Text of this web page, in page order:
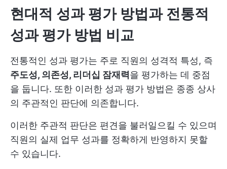
현대적 성과 평가 방법과 전통적
성과 평가 방법 비교
전통적인 성과 평가는 주로 직원의 성격적 특성, 즉
주도성, 의존성, 리더십 잠재력 을 평가하는 데 중점
을 둡니다. 또한 이러한 성과 평가 방법은 종종 상사
의 주관적인 판단에 의존합니다.
이러한 주관적 판단은 편견을 불러일으킬 수 있으며
직원의 실제 업무 성과를 정확하게 반영하지 못할
수 있습니다.